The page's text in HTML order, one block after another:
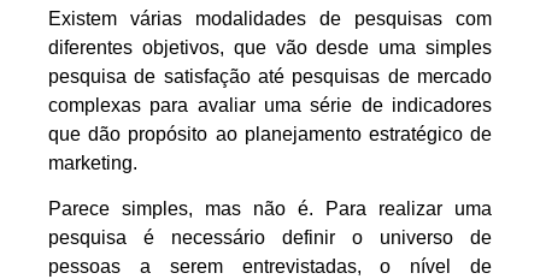
Existem várias modalidades de pesquisas com
diferentes objetivos, que vão desde uma simples
pesquisa de satisfação até pesquisas de mercado
complexas para avaliar uma série de indicadores
que dão propósito ao planejamento estratégico de
marketing.
Parece simples, mas não é. Para realizar uma
pesquisa é necessário definir o universo de
pessoas a serem entrevistadas, o nível de